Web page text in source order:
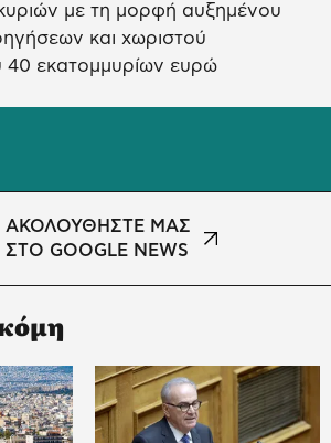
με τη μορφή αυξημένου
και χωριστού
40 εκατομμυρίων ευρώ
ΑΚΟΛΟΥΘΗΣΤΕ ΜΑΣ
ΣΤΟ GOOGLE NEWS